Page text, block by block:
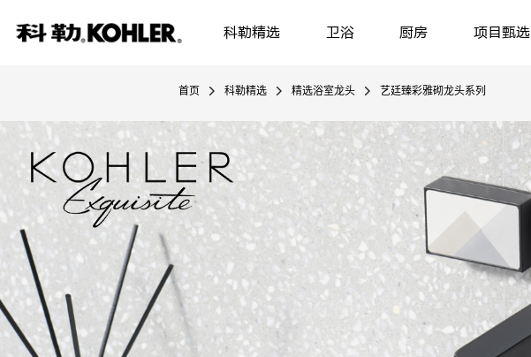
科勒精选 卫浴 厨房 项目甄选
首页 科勒精选 精选浴室龙头 艺廷臻彩雅砌龙头系列